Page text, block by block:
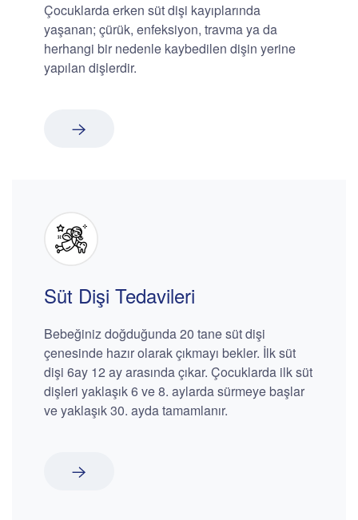
Çocuklarda erken süt dişi kayıplarında
yaşanan; çürük, enfeksiyon, travma ya da
herhangi bir nedenle kaybedilen dişin yerine
yapılan dişlerdir.
Süt Dişi Tedavileri
Bebeğiniz doğduğunda 20 tane süt dişi
çenesinde hazır olarak çıkmayı bekler. İlk süt
dişi 6ay 12 ay arasında çıkar. Çocuklarda ilk süt
dişleri yaklaşık 6 ve 8. aylarda sürmeye başlar
ve yaklaşık 30. ayda tamamlanır.